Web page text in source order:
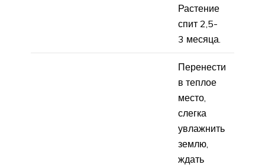
Растение
спит 2,5-
3 месяца.
Перенести
в теплое
место,
слегка
увлажнить
землю,
ждать